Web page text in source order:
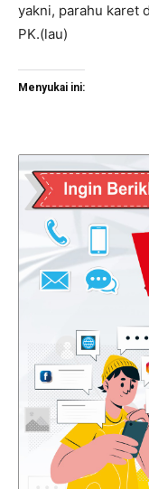
yakni, parahu karet
PK.(lau)
Menyukai ini: